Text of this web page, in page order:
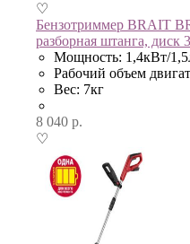
♡
Бензотриммер BRAIT
разборная штанга, диск
Мощность: 1,4кВт/
Рабочий объем
Вес: 7кг
8 040 р.
♡